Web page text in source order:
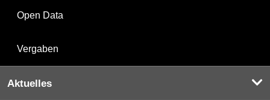
Open Data
Vergaben
Aktuelles